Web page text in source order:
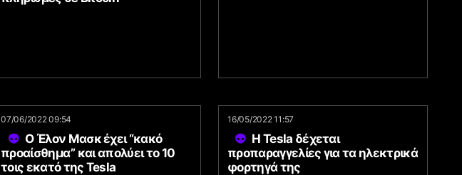
07/06/2022 09:54
Ο Έλον Μασκ έχει “κακό
προαίσθημα” και απολύει το 10
τοις εκατό της Tesla
16/05/2022 11:57
Η Tesla δέχεται
προπαραγγελίες για τα ηλεκτρικά
φορτηγά της